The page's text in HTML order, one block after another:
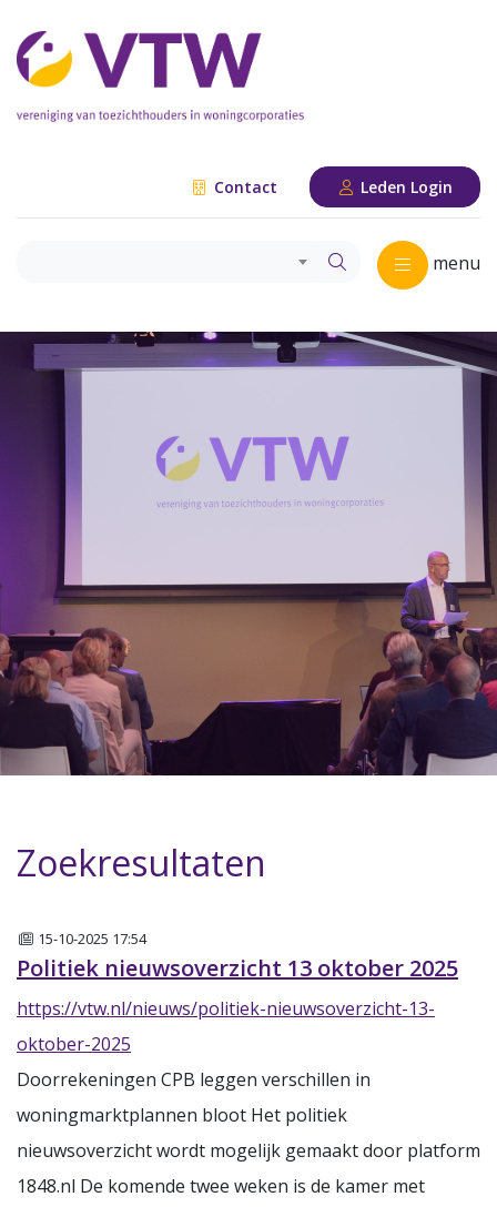
Contact Leden Login
menu
Zoekresultaten
Nieuws
15-10-2025 17:54
Politiek nieuwsoverzicht 13 oktober 2025
https://vtw.nl/nieuws/politiek-nieuwsoverzicht-13-
oktober-2025
Doorrekeningen CPB leggen verschillen in
woningmarktplannen bloot Het politiek
nieuwsoverzicht wordt mogelijk gemaakt door platform
1848.nl De komende twee weken is de kamer met